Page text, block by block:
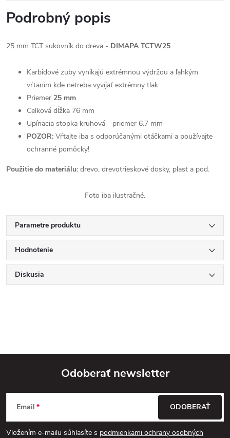
Podrobný popis
25 mm TCT sukovník do dreva - DIMAPA TCTW25
Karbidové zuby vynikajú extrémnou výdržou a ľahkým
vŕtaním kde netreba vyvíjať extrémny tlak
Priemer 25 mm
Celková dĺžka 76 mm
Upínacia stopka kruhová - priemer 6.7 mm
POZOR: Vŕtajte iba s odporúčanými otáčkami a používajte
ochranné pomôcky!
Použitie do materiálu: drevo, drevotrieskové dosky, plast a pod.
Foto iba ilustračné.
Parametre produktu
Hodnotenie
Diskusia
Z
á
Odoberať newsletter
Email
Vložením e-mailu súhlasíte s podmienkami ochrany osobných
ODOBERAŤ